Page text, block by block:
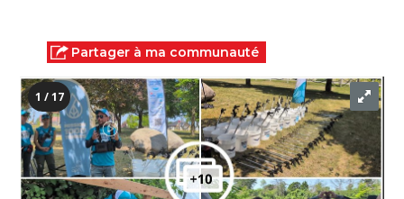
Partager à ma communauté
1 / 17